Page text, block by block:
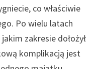
co właściwie
Po wielu latach
zakresie dołożył
komplikacją jest